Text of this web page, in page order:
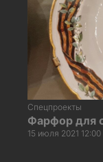
Спецпроекты
Фарфор для
15 июля 2021 12:00